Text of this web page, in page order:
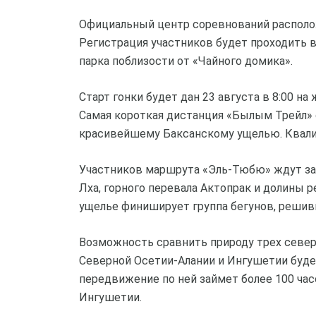
Официальный центр соревнований
Регистрация участников будет проходить
парка поблизости от «Чайного домика».
Старт гонки будет дан 23 августа в 8:00
Самая короткая дистанция «Былым
красивейшему Баксанскому ущелью.
Участников маршрута «Эль-Тюбю» ждут
Лха, горного перевала Актопрак и
ущелье финиширует группа бегунов,
Возможность сравнить природу трех
Северной Осетии-Алании и Ингушетии
передвижение по ней займет более 100
Ингушетии.